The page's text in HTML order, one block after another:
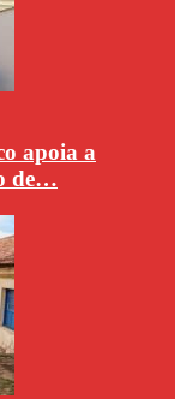
apoia a
de…